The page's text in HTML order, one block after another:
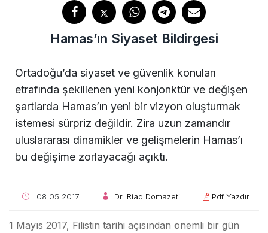
Hamas’ın Siyaset Bildirgesi
Ortadoğu’da siyaset ve güvenlik konuları
etrafında şekillenen yeni konjonktür ve değişen
şartlarda Hamas’ın yeni bir vizyon oluşturmak
istemesi sürpriz değildir. Zira uzun zamandır
uluslararası dinamikler ve gelişmelerin Hamas’ı
bu değişime zorlayacağı açıktı.
08.05.2017 Dr. Riad Domazeti Pdf Yazdır
1 Mayıs 2017, Filistin tarihi açısından önemli bir gün